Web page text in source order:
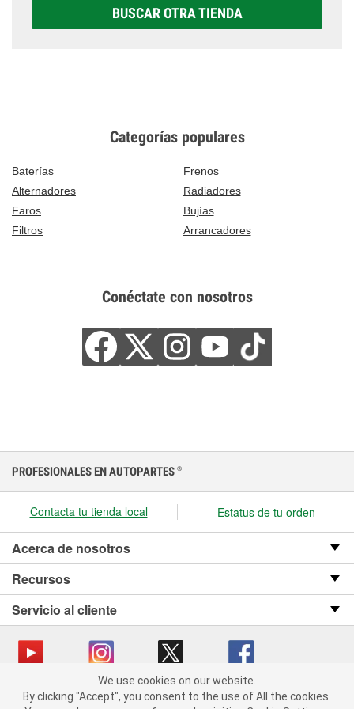
BUSCAR OTRA TIENDA
Categorías populares
Baterías
Frenos
Alternadores
Radiadores
Faros
Bujías
Filtros
Arrancadores
Conéctate con nosotros
We use cookies on our website. By clicking "Accept", you consent
to the use of All the cookies.
PROFESIONALES EN AUTOPARTES ®
Contacta tu tienda local Estatus de tu orden
Acerca de nosotros
Recursos
Servicio al cliente
Copyright © 2008-2026 O’Reilly Auto Parts v OST_3.2.0.0.729 (3) cv1361
We use cookies on our website.
By clicking "Accept", you consent to the use of All the cookies.